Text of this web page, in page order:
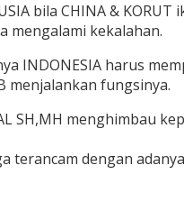
bila CHINA &
mengalami kekalahan.
INDONESIA harus
menjalankan fungsinya.
SH,MH menghimbau
terancam dengan